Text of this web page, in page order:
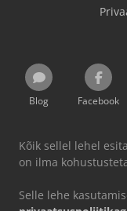
Blog Facebook
Kõik sellel lehel
on ilma
Selle lehe